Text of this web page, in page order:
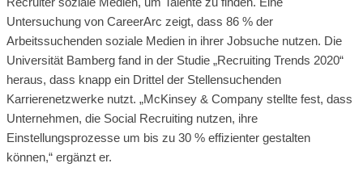
Untersuchung von CareerArc zeigt, dass 86 % der
Arbeitssuchenden soziale Medien in ihrer Jobsuche nutzen. Die
Universität Bamberg fand in der Studie „Recruiting Trends 2020“
heraus, dass knapp ein Drittel der Stellensuchenden
Karrierenetzwerke nutzt. „McKinsey & Company stellte fest, dass
Unternehmen, die Social Recruiting nutzen, ihre
Einstellungsprozesse um bis zu 30 % effizienter gestalten
können,“ ergänzt er.